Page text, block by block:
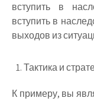
вступить в
вступить в
выходов из
Тактика и
К примеру, вы